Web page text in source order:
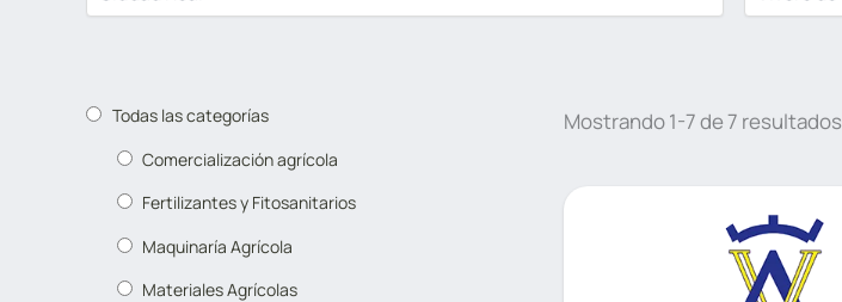
Todas las categorías
Comercialización agrícola
Fertilizantes y Fitosanitarios
Maquinaría Agrícola
Materiales Agrícolas
Mostrando 1-7 de 7 resultados